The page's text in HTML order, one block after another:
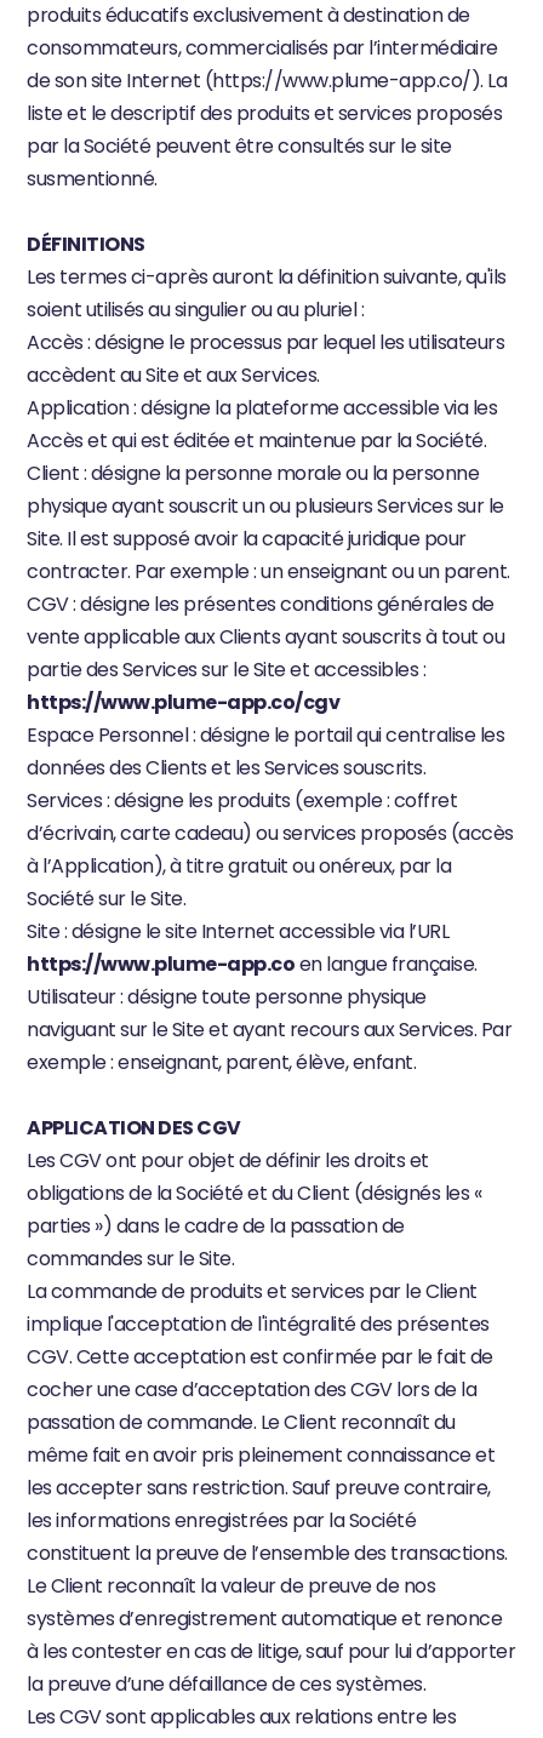
Experts
FamillesOffresBlog
Code d'activation
Accéder à Plume
produits éducatifs exclusivement à destination de
consommateurs, commercialisés par l’intermédiaire
de son site Internet (https://www.plume-app.co/). La
liste et le descriptif des produits et services proposés
par la Société peuvent être consultés sur le site
susmentionné.
‍DÉFINITIONS
Les termes ci-après auront la définition suivante, qu'ils
soient utilisés au singulier ou au pluriel :
Accès : désigne le processus par lequel les utilisateurs
accèdent au Site et aux Services.
Application : désigne la plateforme accessible via les
Accès et qui est éditée et maintenue par la Société.
Client : désigne la personne morale ou la personne
physique ayant souscrit un ou plusieurs Services sur le
Site. Il est supposé avoir la capacité juridique pour
contracter. Par exemple : un enseignant ou un parent.
CGV : désigne les présentes conditions générales de
vente applicable aux Clients ayant souscrits à tout ou
https://www.plume-app.co/cgv
Espace Personnel : désigne le portail qui centralise les
données des Clients et les Services souscrits.
Services : désigne les produits (exemple : coffret
d’écrivain, carte cadeau) ou services proposés (accès
à l’Application), à titre gratuit ou onéreux, par la
Société sur le Site.
Site : désigne le site Internet accessible via l’URL
https://www.plume-app.co en langue française.
Utilisateur : désigne toute personne physique
naviguant sur le Site et ayant recours aux Services. Par
exemple : enseignant, parent, élève, enfant.
APPLICATION DES CGV
Les CGV ont pour objet de définir les droits et
obligations de la Société et du Client (désignés les «
parties ») dans le cadre de la passation de
commandes sur le Site.
La commande de produits et services par le Client
implique l'acceptation de l'intégralité des présentes
CGV. Cette acceptation est confirmée par le fait de
cocher une case d’acceptation des CGV lors de la
passation de commande. Le Client reconnaît du
même fait en avoir pris pleinement connaissance et
les accepter sans restriction. Sauf preuve contraire,
les informations enregistrées par la Société
constituent la preuve de l’ensemble des transactions.
Le Client reconnaît la valeur de preuve de nos
systèmes d’enregistrement automatique et renonce
à les contester en cas de litige, sauf pour lui d’apporter
la preuve d’une défaillance de ces systèmes.
Les CGV sont applicables aux relations entre les